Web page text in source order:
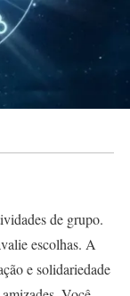
de grupo.
escolhas. A
e solidariedade